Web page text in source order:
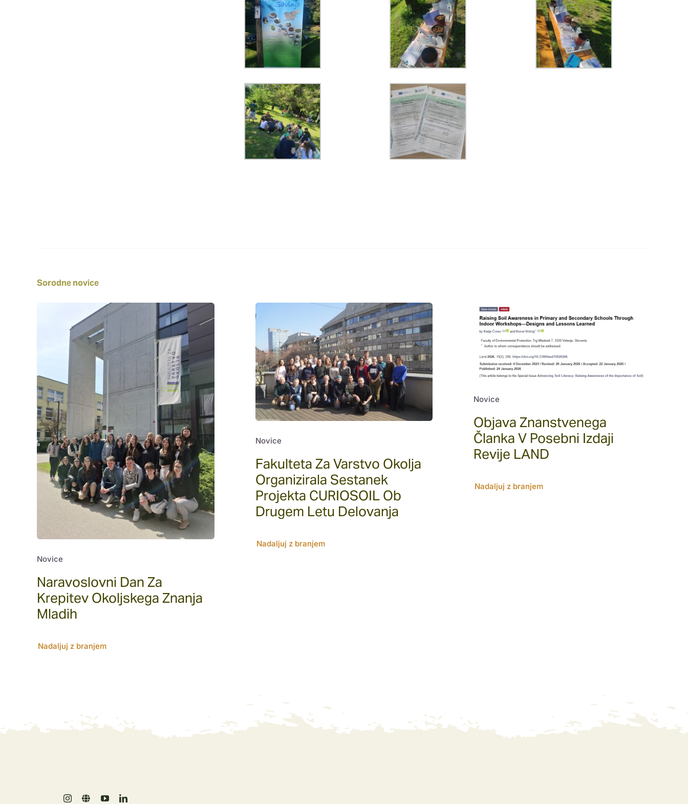
Sorodne novice
Novice
Naravoslovni Dan Za
Krepitev Okoljskega Znanja
Mladih
Nadaljuj z branjem
Novice
Fakulteta Za Varstvo Okolja
Organizirala Sestanek
Projekta CURIOSOIL Ob
Drugem Letu Delovanja
Nadaljuj z branjem
Novice
Objava Znanstvenega
Članka V Posebni Izdaji
Revije LAND
Nadaljuj z branjem